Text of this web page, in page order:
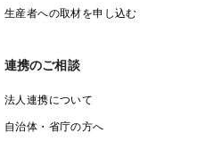
生産者への取材を申し込む
連携のご相談
法人連携について
自治体・省庁の方へ